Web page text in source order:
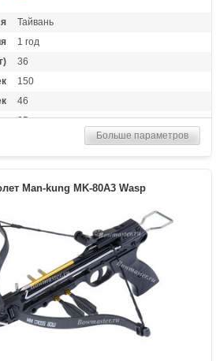
Тайвань
1 год
36
150
46
25
12,7 дюймов (32,3 см)
42
Развлечение
пластиковая рукоять, фиберглассовые
плечи, стремя
Больше параметров
Man-kung MK-80A3 Wasp